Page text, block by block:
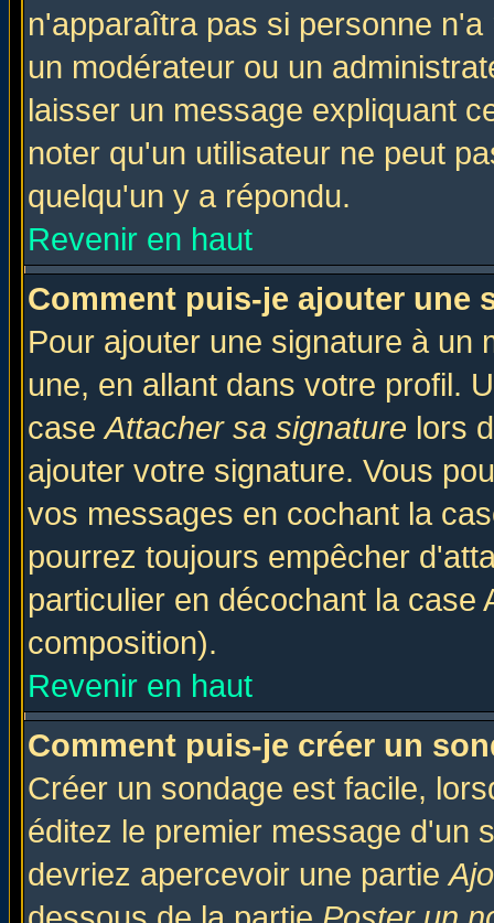
n'apparaîtra pas si personne
un modérateur ou un
laisser un message expliquant
noter qu'un utilisateur ne peut
quelqu'un y a répondu.
Revenir en haut
Comment puis-je ajouter une
Pour ajouter une signature à un
une, en allant dans votre profil.
caseAttacher sa signature lors
ajouter votre signature. Vous
vos messages en cochant la
pourrez toujours empêcher
particulier en décochant la
composition).
Revenir en haut
Comment puis-je créer un
Créer un sondage est facile,
éditez le premier message d'un
devriez apercevoir une partie